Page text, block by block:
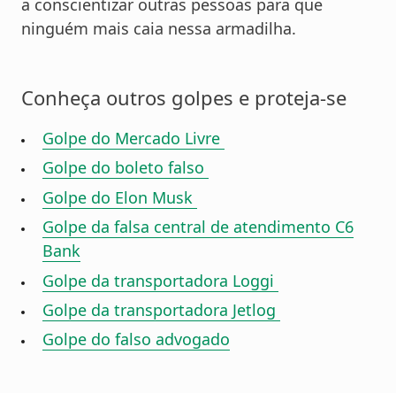
a conscientizar outras pessoas para que
ninguém mais caia nessa armadilha.
Conheça outros golpes e proteja-se
Golpe do Mercado Livre
Golpe do boleto falso
Golpe do Elon Musk
Golpe da falsa central de atendimento C6
Bank
Golpe da transportadora Loggi
Golpe da transportadora Jetlog
Golpe do falso advogado